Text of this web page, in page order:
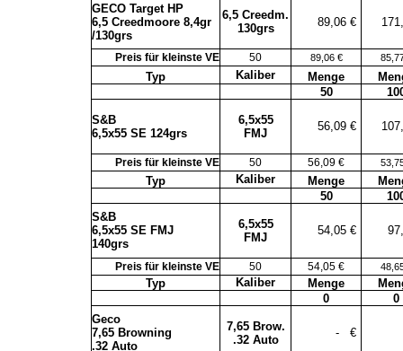
GECO Target HP
6,5 Creedmoore 8,4gr
/130grs
6,5 Creedm.
130grs
89,06 €
Preis für kleinste VE 50 89,06 €
Typ Kaliber Menge
50
S&B
6,5x55 SE 124grs
6,5x55
FMJ
56,09 €
Preis für kleinste VE 50 56,09 €
Typ Kaliber Menge
50
S&B
6,5x55 SE FMJ
140grs
6,5x55
FMJ
54,05 €
Preis für kleinste VE 50 54,05 €
Typ Kaliber Menge
0
0
Geco
7,65 Browning
.32 Auto
7,65 Brow.
.32 Auto
- €